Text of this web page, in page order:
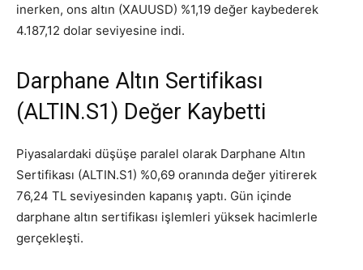
inerken, ons altın (XAUUSD) %1,19 değer kaybederek
4.187,12 dolar seviyesine indi.
Darphane Altın Sertifikası
(ALTIN.S1) Değer Kaybetti
Piyasalardaki düşüşe paralel olarak Darphane Altın
Sertifikası (ALTIN.S1) %0,69 oranında değer yitirerek
76,24 TL seviyesinden kapanış yaptı. Gün içinde
darphane altın sertifikası işlemleri yüksek hacimlerle
gerçekleşti.